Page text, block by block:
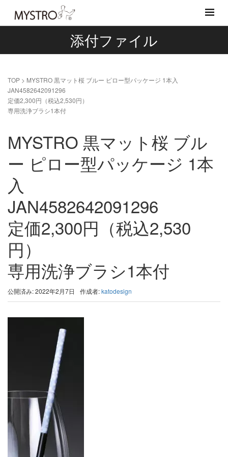
添付ファイル
TOP > MYSTRO 黒マット桜 ブルー ピロー型パッケージ 1本入
JAN4582642091296
定価2,300円（税込2,530円）
専用洗浄ブラシ1本付
MYSTRO 黒マット桜 ブル
ー ピロー型パッケージ 1本
入
JAN4582642091296
定価2,300円（税込2,530
円）
専用洗浄ブラシ1本付
公開済み: 2022年2月7日 作成者:katodesign